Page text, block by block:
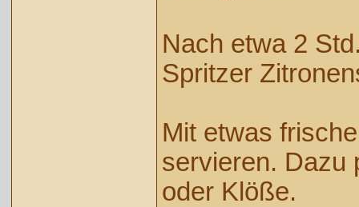
Nach etwa 2
Spritzer
Mit etwas
servieren. Dazu
oder Klöße.